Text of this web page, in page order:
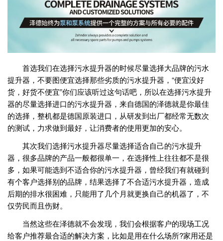
首选我们在选择污水提升器的时候尽量选择大品牌的污水
提升器，不要图便宜选择那些劣质的污水提升器，“便宜没好
货，好货不便宜”你们应该听过这句话吧，所以在选择污水提升
器的尽量选择进口的污水提升器，来自德国的泽德就是你最佳
的选择，整机都是德国原装进口，从研发到出厂都经常无数次
的测试，力求做到最好，让消费者的使用更加的安心。
其次我们选择污水提升器尽量选择适合自己的污水提升
器，很多品牌的产品一般都很单一，在选择性上往往都不是很
多，如果可能选到不适合你的污水提升器，曾经我们有就碰到
有个客户选择别的品牌，结果选择了不合适污水提升器，造成
后期的排水很困难，只能用了几个月就更换自己的机器了，不
仅劳民而且伤财。
当然这些在泽德就不会发现，我们会根据客户的现场工况
给客户推荐最合适的解决方案，比如是用在什么场所?家用还是